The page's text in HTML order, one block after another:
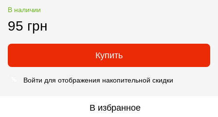
В наличии
95 грн
Купить
Войти для отображения накопительной скидки
В избранное